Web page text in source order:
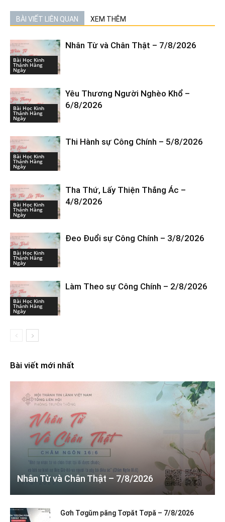
BÀI VIẾT LIÊN QUAN XEM THÊM
Bài Học Kinh
Thánh Hàng
Ngày
Nhân Từ và Chân Thật – 7/8/2026
Bài Học Kinh
Thánh Hàng
Ngày
Yêu Thương Người Nghèo Khổ –
6/8/2026
Bài Học Kinh
Thánh Hàng
Ngày
Thi Hành sự Công Chính – 5/8/2026
Bài Học Kinh
Thánh Hàng
Ngày
Tha Thứ, Lấy Thiện Thắng Ác –
4/8/2026
Bài Học Kinh
Thánh Hàng
Ngày
Đeo Đuổi sự Công Chính – 3/8/2026
Bài Học Kinh
Thánh Hàng
Ngày
Làm Theo sự Công Chính – 2/8/2026
Bài viết mới nhất
Nhân Từ và Chân Thật – 7/8/2026
Gơh Tơgŭm păng Tơpăt Tơpă – 7/8/2026